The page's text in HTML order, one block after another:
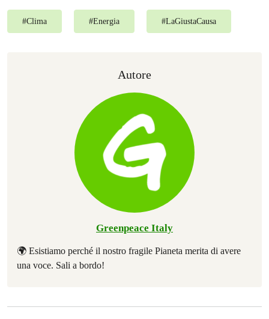
#Clima #Energia #LaGiustaCausa
Autore
Greenpeace Italy
🌍 Esistiamo perché il nostro fragile Pianeta merita di avere
una voce. Sali a bordo!